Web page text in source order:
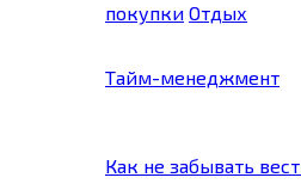
покупки Отдых
Тайм-менеджмент
Как не забывать